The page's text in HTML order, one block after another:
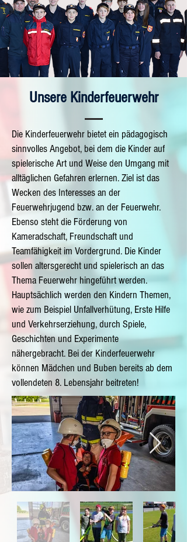
Unsere Kinderfeuerwehr
Die Kinderfeuerwehr bietet ein pädagogisch
sinnvolles Angebot, bei dem die Kinder auf
spielerische Art und Weise den Umgang mit
alltäglichen Gefahren erlernen. Ziel ist das
Wecken des Interesses an der
Feuerwehrjugend bzw. an der Feuerwehr.
Ebenso steht die Förderung von
Kameradschaft, Freundschaft und
Teamfähigkeit im Vordergrund. Die Kinder
sollen altersgerecht und spielerisch an das
Thema Feuerwehr hingeführt werden.
Hauptsächlich werden den Kindern Themen,
wie zum Beispiel Unfallverhütung, Erste Hilfe
und Verkehrserziehung, durch Spiele,
Geschichten und Experimente
nähergebracht. Bei der Kinderfeuerwehr
können Mädchen und Buben bereits ab dem
vollendeten 8. Lebensjahr beitreten!